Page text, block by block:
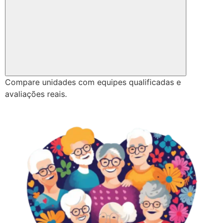
Compare unidades com equipes qualificadas e
avaliações reais.